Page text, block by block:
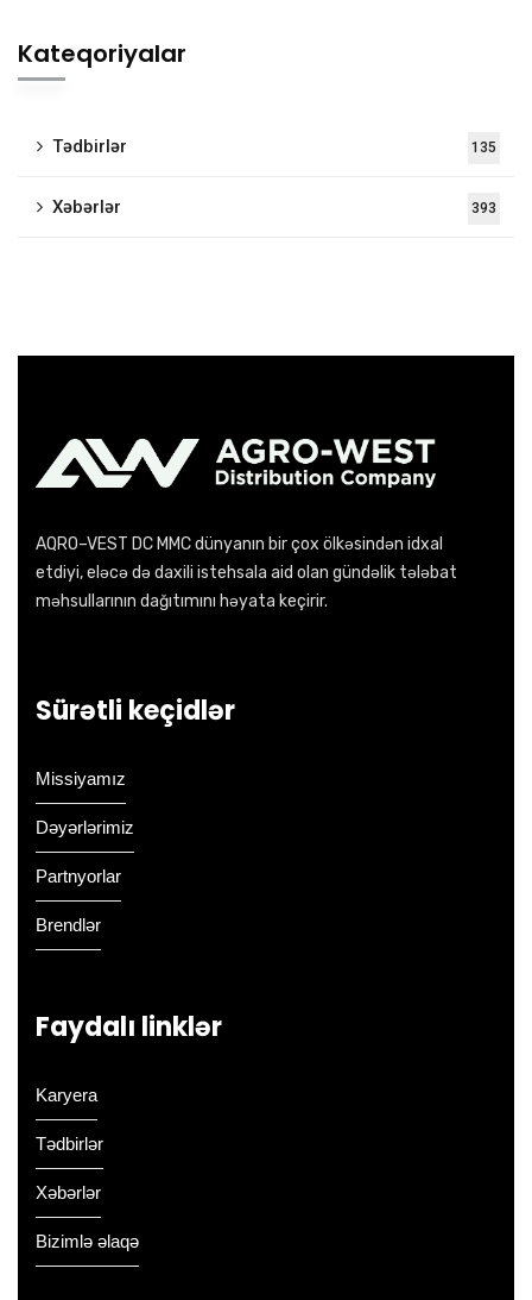
Kateqoriyalar
Tədbirlər 135
Xəbərlər 393
AQRO–VEST DC MMC dünyanın bir çox ölkəsindən idxal
etdiyi, eləcə də daxili istehsala aid olan gündəlik tələbat
məhsullarının dağıtımını həyata keçirir.
Sürətli keçidlər
Missiyamız
Dəyərlərimiz
Partnyorlar
Brendlər
Faydalı linklər
Karyera
Tədbirlər
Xəbərlər
Bizimlə əlaqə